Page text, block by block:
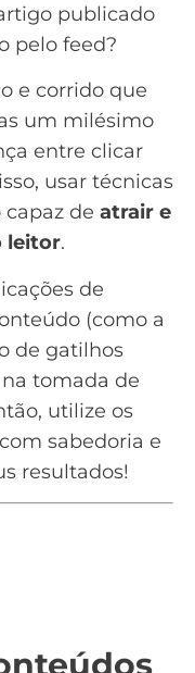
publicado
pelo feed?
e corrido que
um milésimo
entre clicar
usar técnicas
de atrair e
leitor.
de
(como a
de gatilhos
tomada de
utilize os
sabedoria e
resultados!